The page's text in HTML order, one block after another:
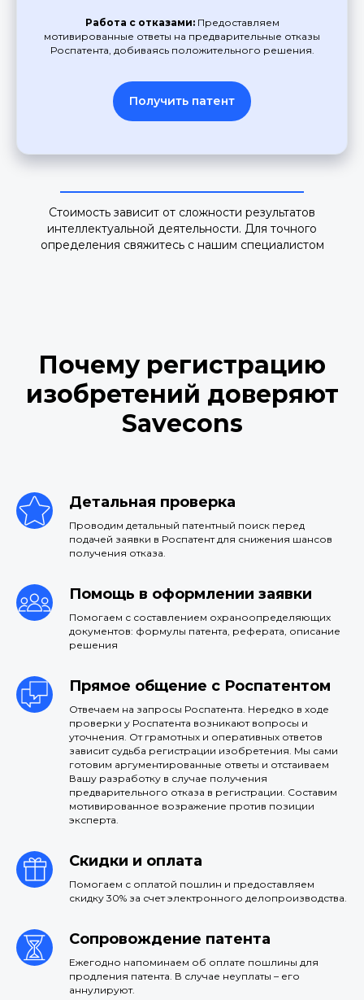
Работа с отказами:Предоставляем
мотивированные ответы на предварительные отказы
Роспатента, добиваясь положительного решения.
Получить патент
Стоимость зависит от сложности результатов
интеллектуальной деятельности. Для точного
определения свяжитесь с нашим специалистом
Почему регистрацию
изобретений доверяют
Savecons
Детальная проверка
Проводим детальный патентный поиск перед
подачей заявки в Роспатент для снижения шансов
получения отказа.
Помощь в оформлении заявки
Помогаем с составлением охраноопределяющих
документов: формулы патента, реферата, описание
решения
Прямое общение с Роспатентом
Отвечаем на запросы Роспатента. Нередко в ходе
проверки у Роспатента возникают вопросы и
уточнения. От грамотных и оперативных ответов
зависит судьба регистрации изобретения. Мы сами
готовим аргументированные ответы и отстаиваем
Вашу разработку в случае получения
предварительного отказа в регистрации. Составим
мотивированное возражение против позиции
эксперта.
Скидки и оплата
Помогаем с оплатой пошлин и предоставляем
скидку 30% за счет электронного делопроизводства.
Сопровождение патента
Ежегодно напоминаем об оплате пошлины для
продления патента. В случае неуплаты – его
аннулируют.